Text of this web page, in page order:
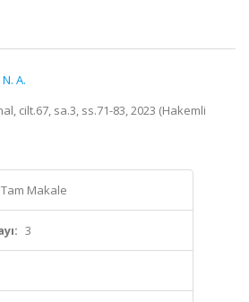
A.
cilt.67, sa.3, ss.71-83, 2023 (Hakemli
Makale
3